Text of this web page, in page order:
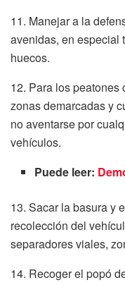
11. Manejar a la
avenidas, en especial
huecos.
12. Para los peatones
zonas demarcadas y
no aventarse por
vehículos.
Puede leer:
13. Sacar la basura y
recolección del
separadores viales,
14. Recoger el popó